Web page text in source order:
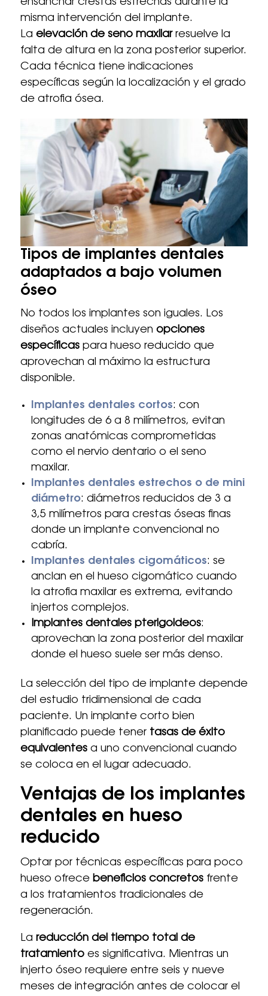
ensanchar crestas estrechas durante la
misma intervención del implante.
La elevación de seno maxilarresuelve la
falta de altura en la zona posterior superior.
Cada técnica tiene indicaciones
específicas según la localización y el grado
de atrofia ósea.
Tipos de implantes dentales
adaptados a bajo volumen
óseo
No todos los implantes son iguales. Los
diseños actuales incluyen opciones
específicaspara hueso reducido que
aprovechan al máximo la estructura
disponible.
Implantes dentales cortos: con
longitudes de 6 a 8 milímetros, evitan
zonas anatómicas comprometidas
como el nervio dentario o el seno
maxilar.
Implantes dentales estrechos o de mini
diámetro: diámetros reducidos de 3 a
3,5 milímetros para crestas óseas finas
donde un implante convencional no
cabría.
Implantes dentales cigomáticos: se
anclan en el hueso cigomático cuando
la atrofia maxilar es extrema, evitando
injertos complejos.
Implantes dentales pterigoideos:
aprovechan la zona posterior del maxilar
donde el hueso suele ser más denso.
La selección del tipo de implante depende
del estudio tridimensional de cada
paciente. Un implante corto bien
planificado puede tener tasas de éxito
equivalentesa uno convencional cuando
se coloca en el lugar adecuado.
Ventajas de los implantes
dentales en hueso
reducido
Optar por técnicas específicas para poco
hueso ofrece beneficios concretosfrente
a los tratamientos tradicionales de
regeneración.
La reducción del tiempo total de
tratamientoes significativa. Mientras un
injerto óseo requiere entre seis y nueve
meses de integración antes de colocar el